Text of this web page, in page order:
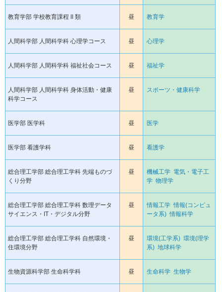
教育学部 学校教育課程 II 類 昼 教育学
人間科学部 人間科学科 心理学コース 昼 心理学
人間科学部 人間科学科 福祉社会コース 昼 福祉学
人間科学部 人間科学科 身体活動・健康
科学コース
昼 スポーツ・健康科学
医学部 医学科 昼 医学
医学部 看護学科 昼 看護学
総合理工学部 総合理工学科 先端ものづ
くり分野
昼 機械工学 電気・電子工
学 物理学
総合理工学部 総合理工学科 数理データ
サイエンス・IT・デジタル分野
昼 情報工学 情報(コンピュ
ータ系) 情報科学
総合理工学部 総合理工学科 自然環境・
住環境分野
昼 環境(工学系) 環境(理学
系) 地球科学
生物資源科学部 生命科学科 昼 生命科学 生物学